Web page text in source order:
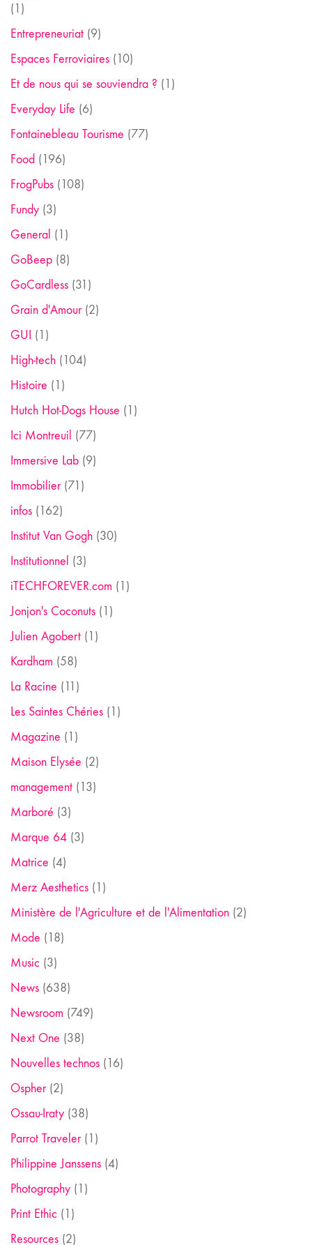
(1)
Entrepreneuriat (9)
Espaces Ferroviaires (10)
Et de nous qui se souviendra ? (1)
Everyday Life (6)
Fontainebleau Tourisme (77)
Food (196)
FrogPubs (108)
Fundy (3)
General (1)
GoBeep (8)
GoCardless (31)
Grain d'Amour(2)
GUI (1)
High-tech (104)
Histoire (1)
Hutch Hot-Dogs House (1)
Ici Montreuil (77)
Immersive Lab (9)
Immobilier(71)
infos (162)
Institut Van Gogh (30)
Institutionnel (3)
iTECHFOREVER.com (1)
Jonjon's Coconuts (1)
Julien Agobert (1)
Kardham (58)
La Racine (11)
Les Saintes Chéries (1)
Magazine (1)
Maison Elysée (2)
management (13)
Marboré (3)
Marque 64 (3)
Matrice (4)
Merz Aesthetics (1)
Ministère de l'Agriculture et de l'Alimentation (2)
Mode (18)
Music (3)
News (638)
Newsroom (749)
Next One (38)
Nouvelles technos (16)
Ospher(2)
Ossau-Iraty (38)
Parrot Traveler(1)
Philippine Janssens (4)
Photography (1)
Print Ethic (1)
Resources (2)